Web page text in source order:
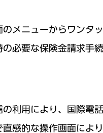
のメニューからワンタ
の必要な保険金請求手
の利用により、国際電
直感的な操作画面によ